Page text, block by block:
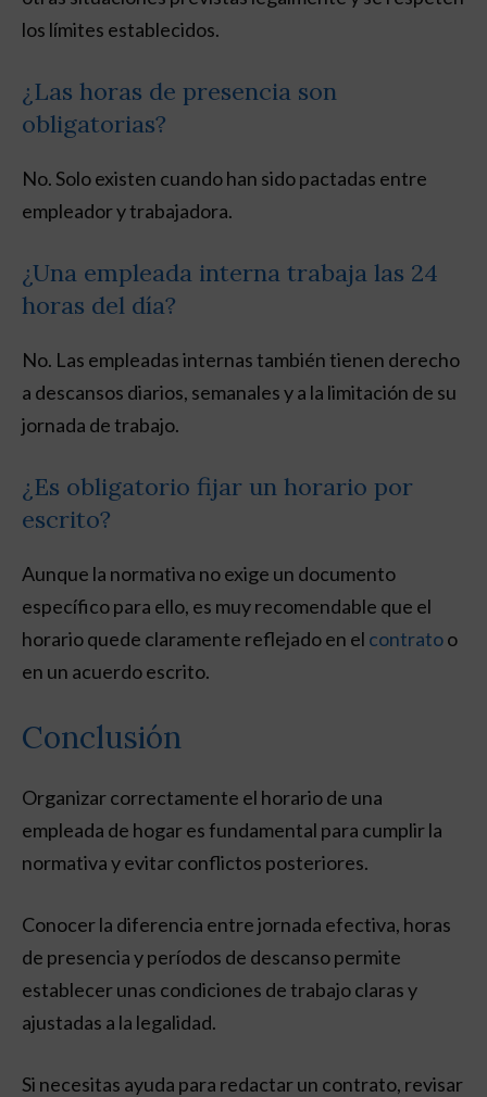
los límites establecidos.
¿Las horas de presencia son
obligatorias?
No. Solo existen cuando han sido pactadas entre
empleador y trabajadora.
¿Una empleada interna trabaja las 24
horas del día?
No. Las empleadas internas también tienen derecho
a descansos diarios, semanales y a la limitación de su
jornada de trabajo.
¿Es obligatorio fijar un horario por
escrito?
Aunque la normativa no exige un documento
específico para ello, es muy recomendable que el
horario quede claramente reflejado en el contratoo
en un acuerdo escrito.
Conclusión
Organizar correctamente el horario de una
empleada de hogar es fundamental para cumplir la
normativa y evitar conflictos posteriores.
Conocer la diferencia entre jornada efectiva, horas
de presencia y períodos de descanso permite
establecer unas condiciones de trabajo claras y
ajustadas a la legalidad.
Si necesitas ayuda para redactar un contrato, revisar